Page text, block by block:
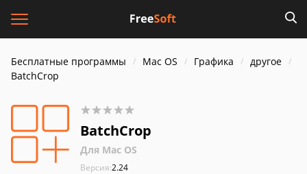
Бесплатные программы Mac OS Графика
другое
BatchCrop
BatchCrop
Для Mac OS
Версия:2.24